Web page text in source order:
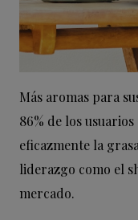
Más aromas para
86% de los
eficazmente la
liderazgo como el
mercado.